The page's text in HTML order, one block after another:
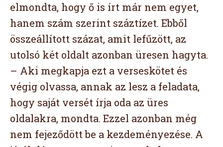
elmondta, hogy ő is írt már nem egyet,
hanem szám szerint száztízet. Ebből
összeállított százat, amit lefűzött, az
utolsó két oldalt azonban üresen hagyta.
– Aki megkapja ezt a verseskötet és
végig olvassa, annak az lesz a feladata,
hogy saját versét írja oda az üres
oldalakra, mondta. Ezzel azonban még
nem fejeződött be a kezdeményezése. A